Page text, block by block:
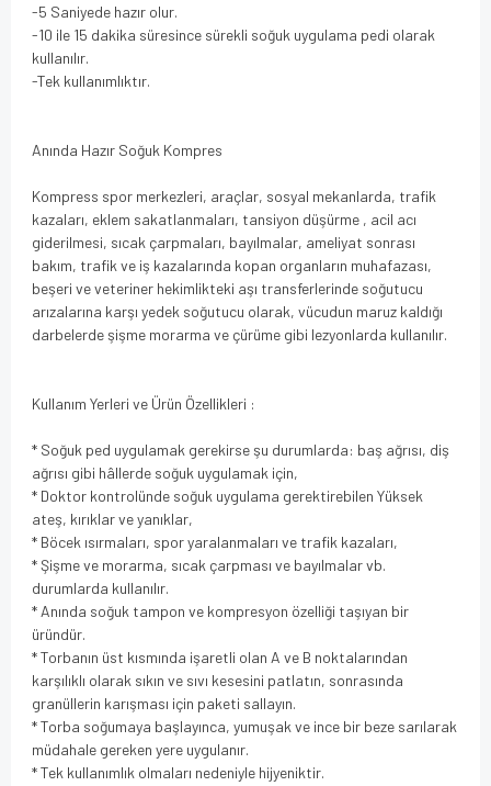
-5 Saniyede hazır olur.
-10 ile 15 dakika süresince sürekli soğuk uygulama pedi olarak
kullanılır.
-Tek kullanımlıktır.
Anında Hazır Soğuk Kompres
Kompress spor merkezleri, araçlar, sosyal mekanlarda, trafik
kazaları, eklem sakatlanmaları, tansiyon düşürme , acil acı
giderilmesi, sıcak çarpmaları, bayılmalar, ameliyat sonrası
bakım, trafik ve iş kazalarında kopan organların muhafazası,
beşeri ve veteriner hekimlikteki aşı transferlerinde soğutucu
arızalarına karşı yedek soğutucu olarak, vücudun maruz kaldığı
darbelerde şişme morarma ve çürüme gibi lezyonlarda kullanılır.
Kullanım Yerleri ve Ürün Özellikleri :
* Soğuk ped uygulamak gerekirse şu durumlarda: baş ağrısı, diş
ağrısı gibi hâllerde soğuk uygulamak için,
* Doktor kontrolünde soğuk uygulama gerektirebilen Yüksek
ateş, kırıklar ve yanıklar,
* Böcek ısırmaları, spor yaralanmaları ve trafik kazaları,
* Şişme ve morarma, sıcak çarpması ve bayılmalar vb.
durumlarda kullanılır.
* Anında soğuk tampon ve kompresyon özelliği taşıyan bir
üründür.
* Torbanın üst kısmında işaretli olan A ve B noktalarından
karşılıklı olarak sıkın ve sıvı kesesini patlatın, sonrasında
granüllerin karışması için paketi sallayın.
* Torba soğumaya başlayınca, yumuşak ve ince bir beze sarılarak
müdahale gereken yere uygulanır.
* Tek kullanımlık olmaları nedeniyle hijyeniktir.